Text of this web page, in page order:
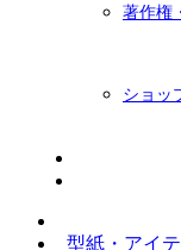
著作権
ショッ
型紙・アイ